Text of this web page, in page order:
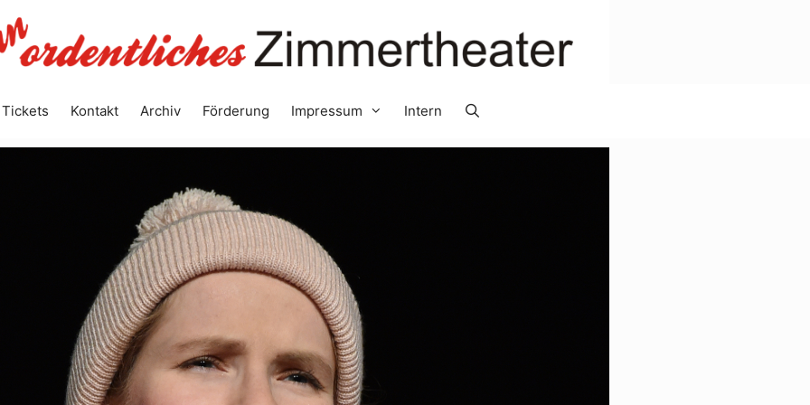
Tickets Kontakt Archiv Förderung Impressum Intern